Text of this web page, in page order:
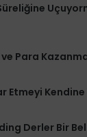
Para
Etmeyi
Derler Bir